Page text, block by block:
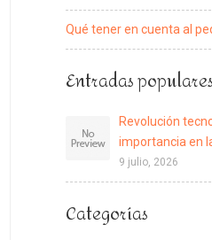
Qué tener en cuenta al
Entradas populares
Revolución
importancia en
9 julio, 2026
Categorías